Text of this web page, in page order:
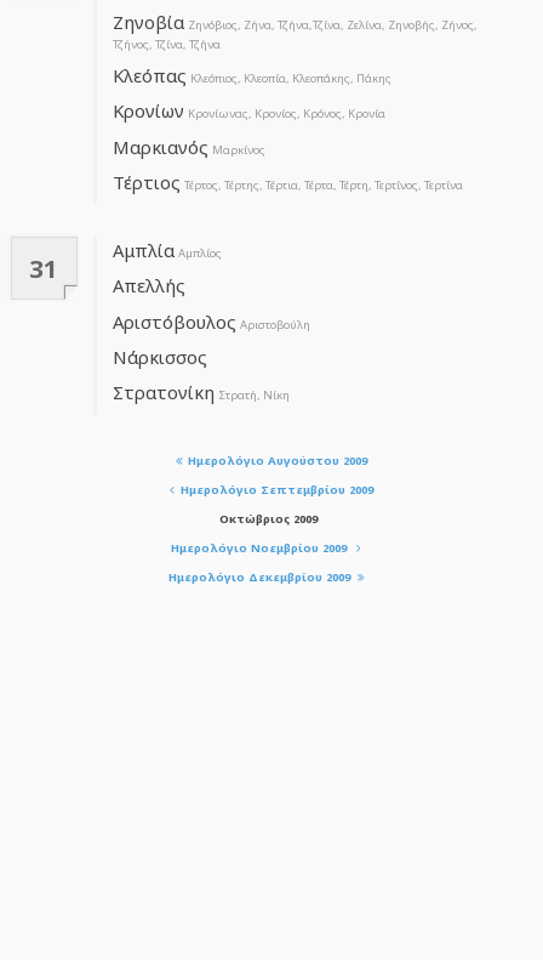
Ζηνοβία Ζηνόβιος, Ζήνα, Τζήνα,Τζίνα, Ζελίνα, Ζηνοβής, Ζήνος,
Τζήνος, Τζίνα, Τζήνα
Κλεόπας Κλεόπιος, Κλεοπία, Κλεοπάκης, Πάκης
Κρονίων Κρονίωνας, Κρονίος, Κρόνος, Κρονία
Μαρκιανός Μαρκίνος
Τέρτιος Τέρτος, Τέρτης, Τέρτια, Τέρτα, Τέρτη, Τερτίνος, Τερτίνα
31
Αμπλία Αμπλίος
Απελλής
Αριστόβουλος Αριστοβούλη
Νάρκισσος
Στρατονίκη Στρατή, Νίκη
Ημερολόγιο Αυγούστου 2009
Ημερολόγιο Σεπτεμβρίου 2009
Οκτώβριος 2009
Ημερολόγιο Νοεμβρίου 2009
Ημερολόγιο Δεκεμβρίου 2009